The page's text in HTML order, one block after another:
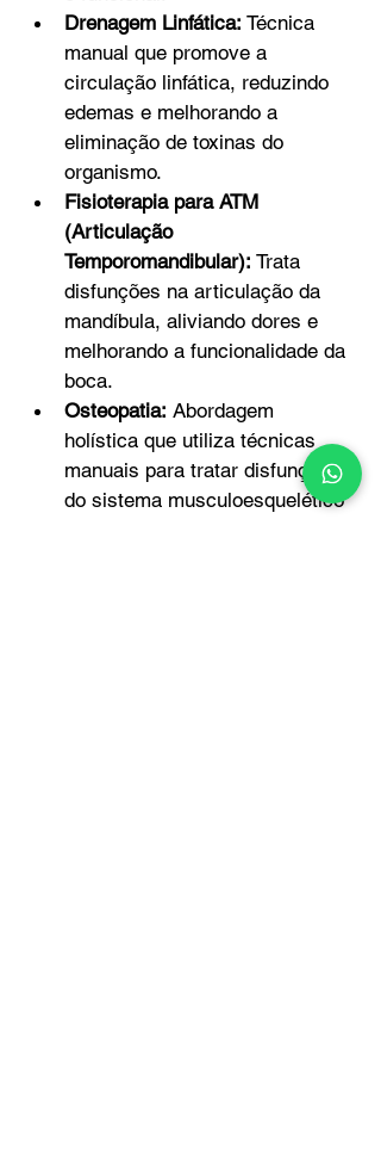
Drenagem Linfática: Técnica
manual que promove a
circulação linfática, reduzindo
edemas e melhorando a
eliminação de toxinas do
organismo.
Fisioterapia para ATM
(Articulação
Temporomandibular): Trata
disfunções na articulação da
mandíbula, aliviando dores e
melhorando a funcionalidade da
boca.
Osteopatia: Abordagem
holística que utiliza técnicas
manuais para tratar disfunções
do sistema musculoesquelético